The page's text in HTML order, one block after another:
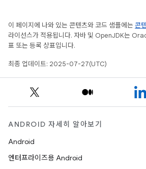
이 페이지에 나와 있는 콘텐츠와 코드 샘플에는 콘
라이선스가 적용됩니다. 자바 및 OpenJDK는
표 또는 등록 상표입니다.
최종 업데이트: 2025-07-27(UTC)
ANDROID 자세히 알아보기
Android
엔터프라이즈용 Android